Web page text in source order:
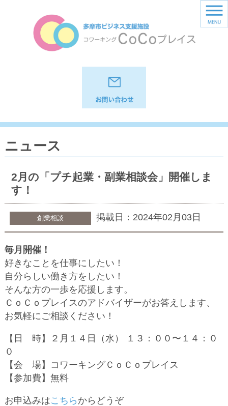
ニュース
2月の「プチ起業・副業相談会」開催しま
す！
創業相談 掲載日：2024年02月03日
毎月開催！
好きなことを仕事にしたい！
自分らしい働き方をしたい！
そんな方の一歩を応援します。
ＣｏＣｏプレイスのアドバイザーがお答えします、
お気軽にご相談ください！
【日 時】２月１４日（水） １３：００〜１４：０
０
【会 場】コワーキングＣｏＣｏプレイス
【参加費】無料
お申込みはこちら からどうぞ